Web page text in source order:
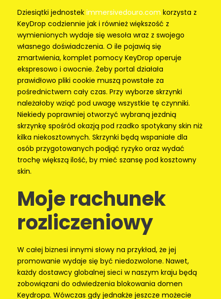
Dziesiątki jednostek immersivedouro.com korzysta z
KeyDrop codziennie jak i również większość z
wymienionych wydaje się wesoła wraz z swojego
własnego doświadczenia. O ile pojawią się
zmartwienia, komplet pomocy KeyDrop operuje
ekspresowo i owocnie. Żeby portal działała
prawidłowo pliki cookie muszą powstałe za
pośrednictwem cały czas. Przy wyborze skrzynki
należałoby wziąć pod uwagę wszystkie tę czynniki.
Niekiedy poprawniej otworzyć wybraną jezdnią
skrzynkę spośród okazją pod rzadko spotykany skin niż
kilka niekosztownych. Skrzynki będą wspaniałe dla
osób przygotowanych podjąć ryzyko oraz wydać
trochę większą ilość, by mieć szansę pod kosztowny
skin.
Moje rachunek
rozliczeniowy
W całej biznesi innymi słowy na przykład, że jej
promowanie wydaje się być niedozwolone. Nawet,
każdy dostawcy globalnej sieci w naszym kraju będą
zobowiązani do odwiedzenia blokowania domen
Keydropa. Wówczas gdy jednakże jeszcze możecie